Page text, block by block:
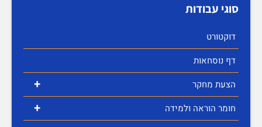
סוגי עבודות
דוקטורט
דף נוסחאות
+ הצעת מחקר
+
חומר הוראה ולמידה